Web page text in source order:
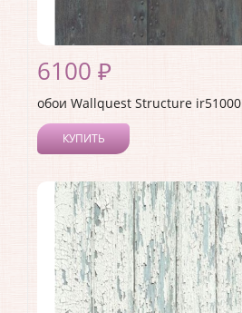
6100 ₽
обои Wallquest Structure ir51000
КУПИТЬ
Коллекция:Structure
Длина рулона:8.2
Ширина рулона:0.68
Материал покрытия:Акриловое
Страна:США
Материал основы:Бумага
Раппорт:53